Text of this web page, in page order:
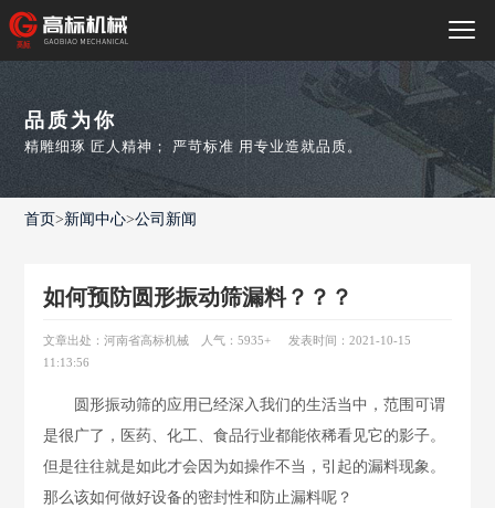
品质为你
精雕细琢 匠人精神； 严苛标准 用专业造就品质。
首页>新闻中心>公司新闻
如何预防圆形振动筛漏料？？？
文章出处：河南省高标机械 人气：5935+
发表时间：2021-10-15
11:13:56
圆形振动筛的应用已经深入我们的生活当中，范围可谓
是很广了，医药、化工、食品行业都能依稀看见它的影子。
但是往往就是如此才会因为如操作不当，引起的漏料现象。
那么该如何做好设备的密封性和防止漏料呢？